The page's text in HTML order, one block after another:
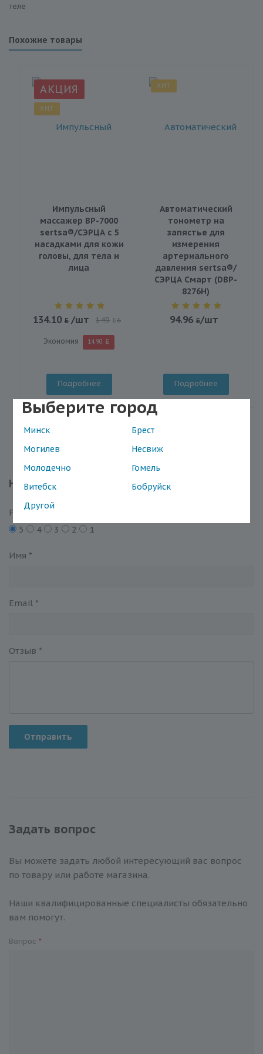
Выберите город
Минск
Брест
Могилев
Несвиж
Молодечно
Гомель
Витебск
Бобруйск
Другой
теле
Похожие товары
АКЦИЯ
ХИТ
Импульсный
массажер BP-7000
sertsa®/СЭРЦА с 5
насадками для кожи
головы, для тела и
лица
134.10 /шт 149 BYN
Экономия 14.90
Подробнее
ХИТ
Автоматический
тонометр на
запястье для
измерения
артериального
давления sertsa®/
СЭРЦА Смарт (DBP-
8276H)
94.96 /шт
Подробнее
Написать отзыв
Рейтинг
5
4 3 2 1
Имя *
Email *
Отзыв *
Отправить
Задать вопрос
Вы можете задать любой интересующий вас вопрос
по товару или работе магазина.
Наши квалифицированные специалисты обязательно
вам помогут.
Вопрос *